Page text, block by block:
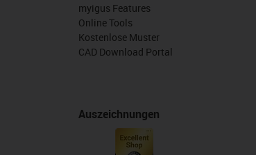
myigus Features
Online Tools
Kostenlose Muster
CAD Download Portal
Auszeichnungen